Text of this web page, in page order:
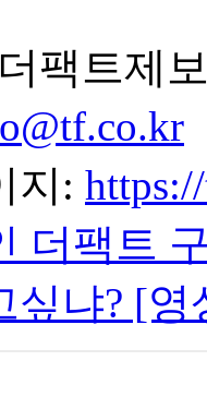
팩트제
지:
더팩트
싶냐? [